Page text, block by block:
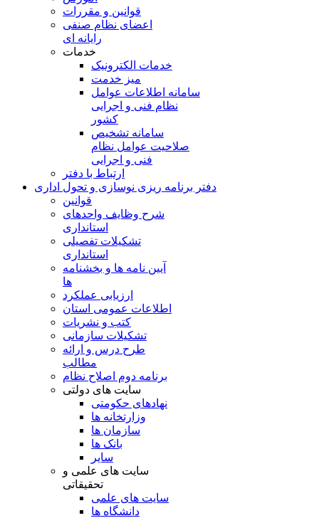
قوانین و مقررات
اعضای نظام صنفی
رایانه ای
خدمات
خدمات الکترونیک
میز خدمت
سامانه اطلاعات عوامل
نظام فنی و اجرایی
کشور
سامانه تشخیص
صلاحیت عوامل نظام
فنی و اجرایی
ارتباط با دفتر
دفتر برنامه ريزی نوسازی و تحول اداری
قوانین
شرح وظایف واحدهای
استانداری
تشکیلات تفصیلی
استانداری
آیین نامه ها و بخشنامه
ها
ارزیابی عملکرد
اطلاعات عمومی استان
کتب و نشریات
تشکیلات سازمانی
طرح درس و ارائه
مطالب
برنامه دوم اصلاح نظام
سایت های دولتی
نهادهای حکومتی
وزارتخانه ها
سازمان ها
بانک ها
سایر
سایت های علمی و
تحقیقاتی
سایت های علمی
دانشگاه ها